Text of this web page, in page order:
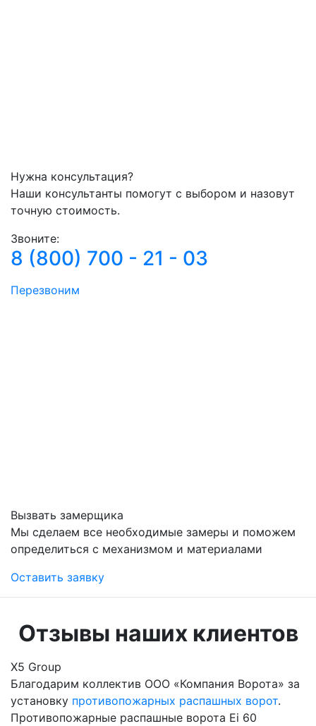
Нужна консультация?
Наши консультанты помогут с выбором и назовут
точную стоимость.
Звоните:
8 (800) 700 - 21 - 03
Перезвоним
Вызвать замерщика
Мы сделаем все необходимые замеры и поможем
определиться с механизмом и материалами
Оставить заявку
Отзывы наших клиентов
Х5 Group
Благодарим коллектив ООО «Компания Ворота» за
установку противопожарных распашных ворот.
Противопожарные распашные ворота Ei 60